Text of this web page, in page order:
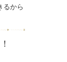
るから